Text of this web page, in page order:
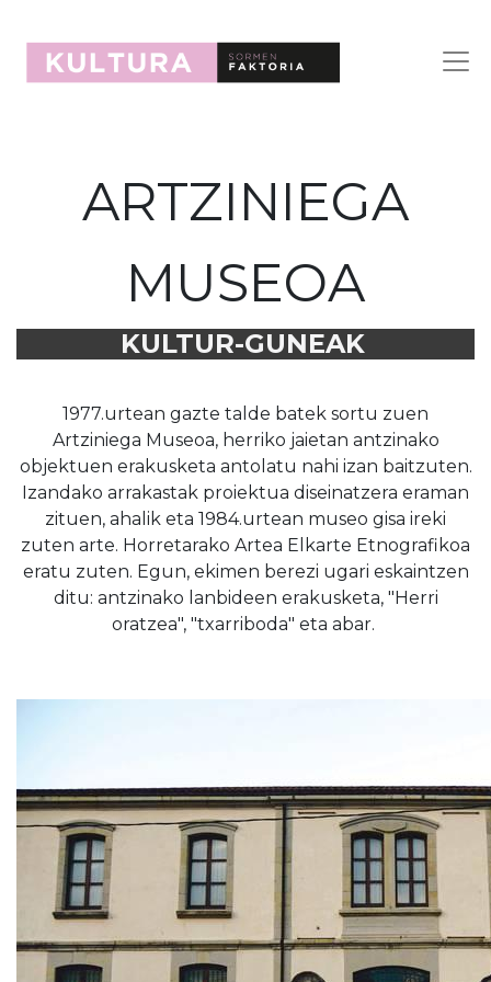
ARTZINIEGA
MUSEOA
KULTUR-GUNEAK
1977.urtean gazte talde batek sortu zuen
Artziniega Museoa, herriko jaietan antzinako
objektuen erakusketa antolatu nahi izan baitzuten.
Izandako arrakastak proiektua diseinatzera eraman
zituen, ahalik eta 1984.urtean museo gisa ireki
zuten arte. Horretarako Artea Elkarte Etnografikoa
eratu zuten. Egun, ekimen berezi ugari eskaintzen
ditu: antzinako lanbideen erakusketa, "Herri
oratzea", "txarriboda" eta abar.